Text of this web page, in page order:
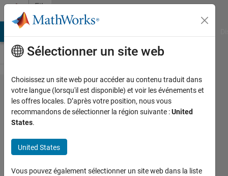
Passer au contenu
File
Exchange
Homogen
Integrate
Tetrahedral
Sélectionner un site web
Choisissez un site web pour accéder au contenu traduit dans
votre langue (lorsqu'il est disponible) et voir les événements et
les offres locales. D’après votre position, nous vous
recommandons de sélectionner la région suivante :United
States.
United States
Vous pouvez également sélectionner un site web dans la liste